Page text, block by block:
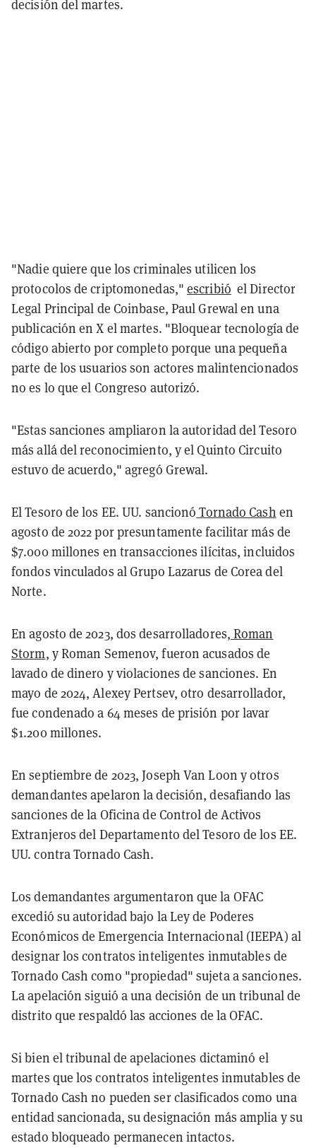
decisión del martes.
"Nadie quiere que los criminales utilicen los
protocolos de criptomonedas,"escribió el Director
Legal Principal de Coinbase, Paul Grewalen una
publicación en X el martes. "Bloquear tecnología de
código abierto por completo porque una pequeña
parte de los usuarios son actores malintencionados
no es lo que el Congreso autorizó.
"Estas sanciones ampliaron la autoridad del Tesoro
más allá del reconocimiento, y el Quinto Circuito
estuvo de acuerdo," agregó Grewal.
El Tesoro de los EE. UU. sancionó Tornado Cash en
agosto de 2022 por presuntamente facilitar más de
$7.000 millones en transacciones ilícitas, incluidos
fondos vinculados al Grupo Lazarus de Corea del
Norte.
En agosto de 2023, dos desarrolladores, Roman
Storm, y Roman Semenov, fueron acusados de
lavado de dinero y violaciones de sanciones. En
mayo de 2024, Alexey Pertsev, otro desarrollador,
fue condenado a 64 meses de prisión por lavar
$1.200 millones.
En septiembre de 2023, Joseph Van Loon y otros
demandantes apelaron la decisión, desafiando las
sanciones de la Oficina de Control de Activos
Extranjeros del Departamento del Tesoro de los EE.
UU. contra Tornado Cash.
Los demandantes argumentaron que la OFAC
excedió su autoridad bajo la Ley de Poderes
Económicos de Emergencia Internacional (IEEPA) al
designar los contratos inteligentes inmutables de
Tornado Cash como "propiedad" sujeta a sanciones.
La apelación siguió a una decisión de un tribunal de
distrito que respaldó las acciones de la OFAC.
Si bien el tribunal de apelaciones dictaminó el
martes que los contratos inteligentes inmutables de
Tornado Cash no pueden ser clasificados como una
entidad sancionada, su designación más amplia y su
estado bloqueado permanecen intactos.